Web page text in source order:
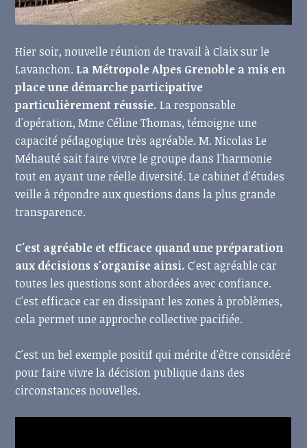
Hier soir, nouvelle réunion de travail à Claix sur le
Lavanchon. La Métropole Alpes Grenoble a mis en
place une démarche participative
particulièrement réussie. La responsable
d'opération, Mme Céline Thomas, témoigne une
capacité pédagogique très agréable. M. Nicolas Le
Méhauté sait faire vivre le groupe dans l'harmonie
tout en ayant une réelle diversité. Le cabinet d'études
veille à répondre aux questions dans la plus grande
transparence.
C'est agréable et efficace quand une préparation
aux décisions s'organise ainsi. C'est agréable car
toutes les questions sont abordées avec confiance.
C'est efficace car en dissipant les zones à problèmes,
cela permet une approche collective pacifiée.
C'est un bel exemple positif qui mérite d'être considéré
pour faire vivre la décision publique dans des
circonstances nouvelles.